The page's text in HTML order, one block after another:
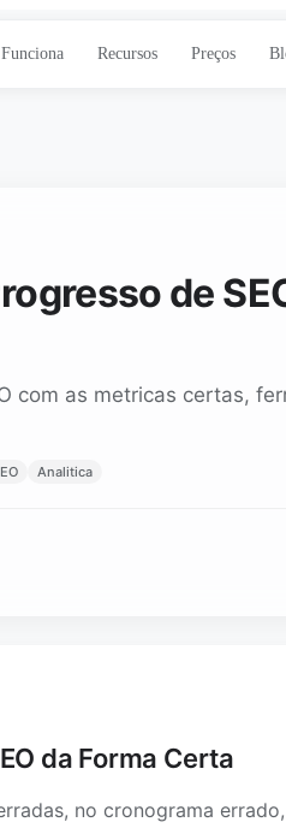
Recursos Preços
de
com as metricas certas,
Analitica
da Forma Certa
no cronograma